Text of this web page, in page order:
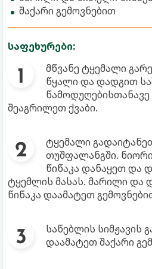
შაქარი გემოვნებით
საფეხურები:
მწვანე ტყემალი
წყალი და დადგით
შეაგრილეთ ქვაბი.
ტყემალი
თუშფალანგში.
წიწაკა დანაყეთ და
ტყემლის მასას. მარილი
წიწაკა დაამატეთ
საწებლის სიმჟავის
დაამატეთ შაქარი